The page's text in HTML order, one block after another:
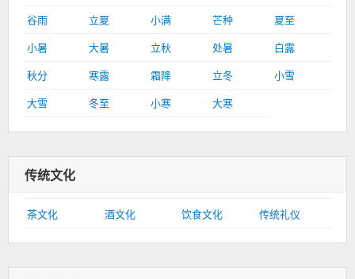
谷雨
立夏 小满 芒种
夏至
小暑
大暑 立秋 处暑
白露
秋分
寒露 霜降 立冬
小雪
大雪
冬至 小寒 大寒
传统文化
茶文化 酒文化 饮食文化 传统礼仪